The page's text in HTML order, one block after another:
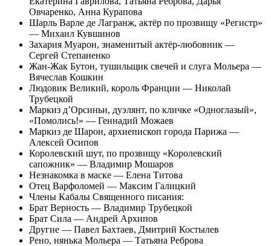
Овчаренко, Анна Курапова
Шарль Варле де Лагранж, актёр по прозвищу «Регистр»
— Михаил Кувшинов
Захария Муарон, знаменитый актёр-любовник —
Сергей Степаненко
Жан-Жак Бутон, тушильщик свечей и слуга Мольера —
Вячеслав Кошкин
Людовик Великий, король Франции — Николай
Трубецкой
Маркиз д’Орсиньи, дуэлянт, по кличке «Одноглазый»,
«Помолись!» — Геннадий Можаев
Маркиз де Шарон, архиепископ города Парижа —
Алексей Осипов
Королевский шут, по прозвищу «Королевский
сапожник» — Владимир Мошаров
Незнакомка в маске — Елена Титова
Отец Варфоломей — Максим Галицкий
Члены Кабалы Священного писания:
Брат Верность — Владимир Трубецкой
Брат Сила — Андрей Архипов
Другие — Павел Бахтаев, Дмитрий Костылев
Рено, нянька Мольера — Татьяна Реброва